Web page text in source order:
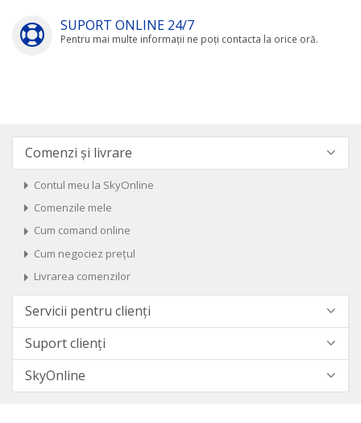
SUPORT ONLINE 24/7
Pentru mai multe informații ne poți contacta la orice oră.
Comenzi și livrare
Contul meu la SkyOnline
Comenzile mele
Cum comand online
Cum negociez prețul
Livrarea comenzilor
Servicii pentru clienți
Suport clienți
SkyOnline